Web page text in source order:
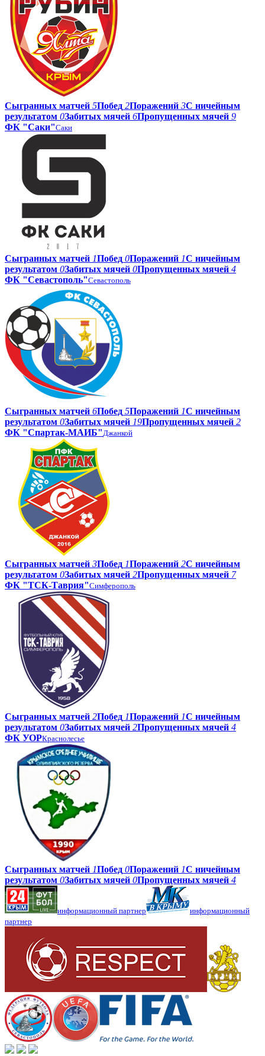
Сыгранных матчей 5Побед 2Поражений 3С ничейным
результатом 0Забитых мячей 6Пропущенных мячей 9
ФК "Саки"Саки
Сыгранных матчей 1Побед 0Поражений 1С ничейным
результатом 0Забитых мячей 0Пропущенных мячей 4
ФК "Севастополь"Севастополь
Сыгранных матчей 6Побед 5Поражений 1С ничейным
результатом 0Забитых мячей 19Пропущенных мячей 2
ФК "Спартак-МАИБ"Джанкой
Сыгранных матчей 3Побед 1Поражений 2С ничейным
результатом 0Забитых мячей 2Пропущенных мячей 7
ФК "ТСК-Таврия"Симферополь
Сыгранных матчей 2Побед 1Поражений 1С ничейным
результатом 0Забитых мячей 2Пропущенных мячей 4
ФК УОРКраснолесье
Сыгранных матчей 1Побед 0Поражений 1С ничейным
результатом 0Забитых мячей 0Пропущенных мячей 4
информационный партнер
информационный
партнер